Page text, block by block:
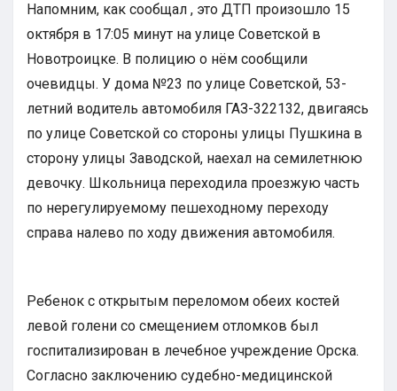
Напомним, как сообщал , это ДТП произошло 15
октября в 17:05 минут на улице Советской в
Новотроицке. В полицию о нём сообщили
очевидцы. У дома №23 по улице Советской, 53-
летний водитель автомобиля ГАЗ-322132, двигаясь
по улице Советской со стороны улицы Пушкина в
сторону улицы Заводской, наехал на семилетнюю
девочку. Школьница переходила проезжую часть
по нерегулируемому пешеходному переходу
справа налево по ходу движения автомобиля.
Ребенок с открытым переломом обеих костей
левой голени со смещением отломков был
госпитализирован в лечебное учреждение Орска.
Согласно заключению судебно-медицинской